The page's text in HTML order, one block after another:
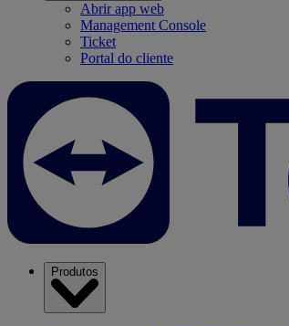
Abrir app web
Management Console
Ticket
Portal do cliente
Produtos